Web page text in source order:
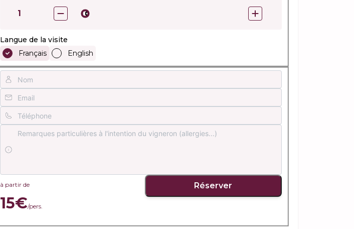
1
Langue de la visite
Français
English
à partir de
15€/pers.
Réserver